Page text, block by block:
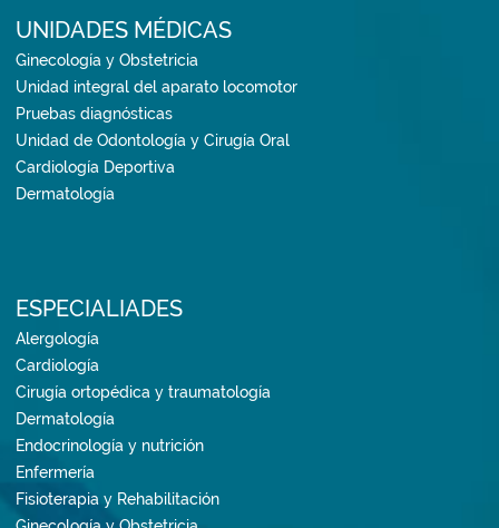
UNIDADES MÉDICAS
Ginecología y Obstetricia
Unidad integral del aparato locomotor
Pruebas diagnósticas
Unidad de Odontología y Cirugía Oral
Cardiología Deportiva
Dermatología
ESPECIALIADES
Alergología
Cardiología
Cirugía ortopédica y traumatología
Dermatología
Endocrinología y nutrición
Enfermería
Fisioterapia y Rehabilitación